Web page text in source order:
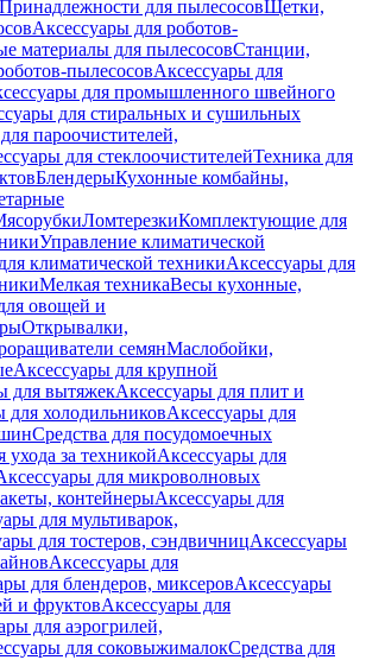
Принадлежности для пылесосовЩетки,
Аксессуары для роботов-
материалы для пылесосовСтанции,
пылесосовАксессуары для
для промышленного швейного
для стиральных и сушильных
пароочистителей,
для стеклоочистителейТехника для
БлендерыКухонные комбайны,
ЛомтерезкиКомплектующие для
Управление климатической
климатической техникиАксессуары для
Мелкая техникаВесы кухонные,
овощей и
Открывалки,
семянМаслобойки,
Аксессуары для крупной
для вытяжекАксессуары для плит и
для холодильниковАксессуары для
Средства для посудомоечных
ухода за техникойАксессуары для
для микроволновых
контейнерыАксессуары для
для мультиварок,
для тостеров, сэндвичницАксессуары
Аксессуары для
для блендеров, миксеровАксессуары
и фруктовАксессуары для
для аэрогрилей,
для соковыжималокСредства для